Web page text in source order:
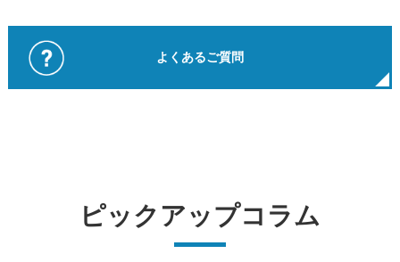
よくあるご質問
ピックアップコラム